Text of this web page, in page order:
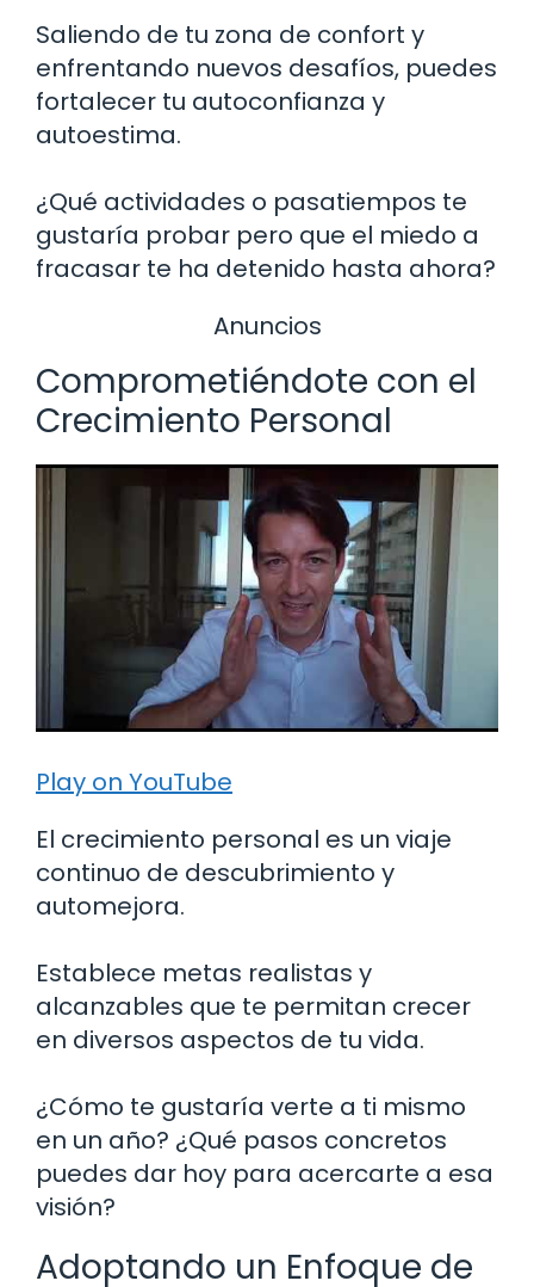
Saliendo de tu zona de confort y
enfrentando nuevos desafíos, puedes
fortalecer tu autoconfianza y
autoestima.
¿Qué actividades o pasatiempos te
gustaría probar pero que el miedo a
fracasar te ha detenido hasta ahora?
Anuncios
Comprometiéndote con el
Crecimiento Personal
Play on YouTube
El crecimiento personal es un viaje
continuo de descubrimiento y
automejora.
Establece metas realistas y
alcanzables que te permitan crecer
en diversos aspectos de tu vida.
¿Cómo te gustaría verte a ti mismo
en un año? ¿Qué pasos concretos
puedes dar hoy para acercarte a esa
visión?
Adoptando un Enfoque de